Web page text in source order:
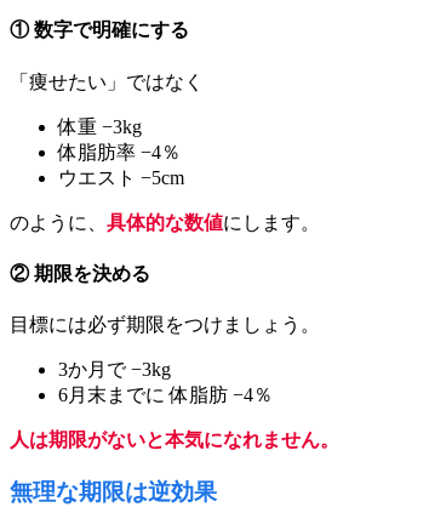
① 数字で明確にする
「痩せたい」ではなく
体重 −3kg
体脂肪率 −4％
ウエスト −5cm
のように、 具体的な数値にします。
② 期限を決める
目標には必ず期限をつけましょう。
3か月で −3kg
6月末までに 体脂肪 −4％
人は期限がないと本気になれません。
無理な期限は逆効果